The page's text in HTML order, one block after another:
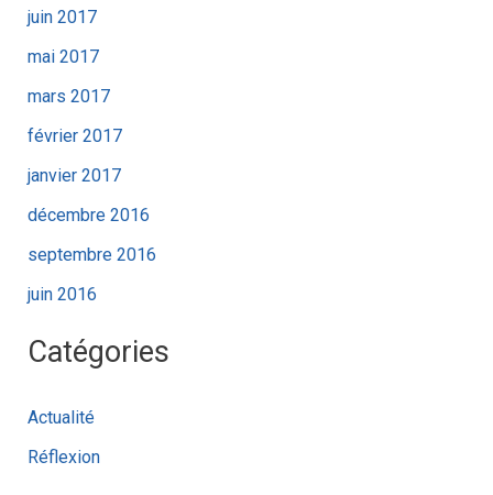
juin 2017
mai 2017
mars 2017
février 2017
janvier 2017
décembre 2016
septembre 2016
juin 2016
Catégories
Actualité
Réflexion